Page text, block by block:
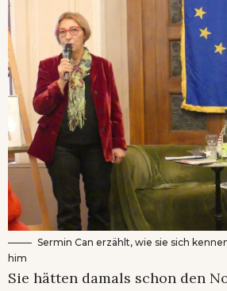
Sermin Can erzählt, wie sie sich
him
Sie hätten damals schon den